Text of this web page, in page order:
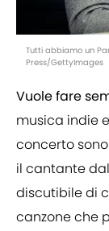
Tutti abbiamo un
Press/GettyImages
Vuole fare
musica indie
concerto
il cantante
discutibile di
canzone che